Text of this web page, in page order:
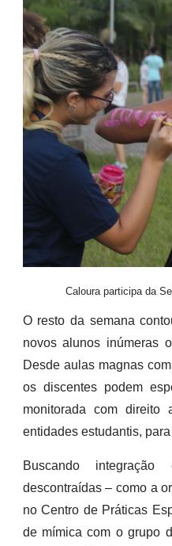
Caloura participa da
O resto da semana
novos alunos inúmeras
Desde aulas magnas
os discentes podem
monitorada com direito
entidades estudantis,
Buscando
descontraídas – como a
no Centro de Práticas
de mímica com o grupo